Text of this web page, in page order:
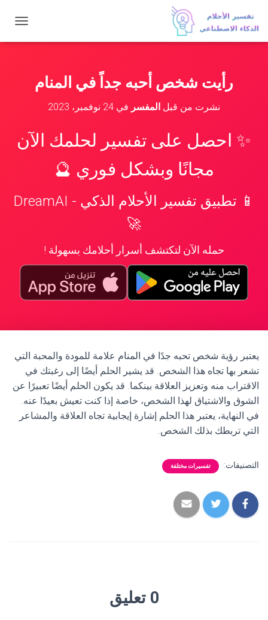
ب
ل
رأيت شخص أحبه جداً في المنام
نشرت من قبل المفسر في 24 نوفمبر، 2023
✨ احصل على تفسير لحلمك الآن
مجانًا وبشكل فوري 🔮
📱 تطبيق تفسير الأحلام الذكي - DreamAI
🚀
حمله الآن لتكتشف أسرار أحلامك بسهولة !
يعتبر رؤية شخص تحبه جدًا في المنام علامة للمودة والمحبة التي
تشعر بها تجاه هذا الشخص. قد يشير الحلم أيضًا إلى رغبتك في
الاقتراب منه وتعزيز العلاقة بينكما. قد يكون الحلم أيضًا تعبيرًا عن
الشوق والاشتياق لهذا الشخص، خاصة إذا كنت تعيش بعيدًا عنه.
في النهاية، يعتبر هذا الحلم إشارة إيجابية تجاه العلاقة والمشاعر
التي تربطك بذلك الشخص.
التصنيفات: تفسيرات مختلفة
0 تعليق